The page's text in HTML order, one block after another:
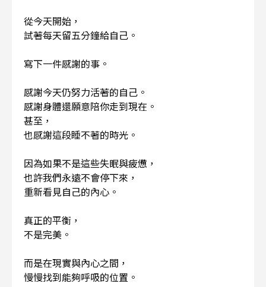
從今天開始，
試著每天留五分鐘給自己。
寫下一件感謝的事。
感謝今天仍努力活著的自己。
感謝身體還願意陪你走到現在。
甚至，
也感謝這段睡不著的時光。
因為如果不是這些失眠與疲憊，
也許我們永遠不會停下來，
重新看見自己的內心。
真正的平衡，
不是完美。
而是在現實與內心之間，
慢慢找到能夠呼吸的位置。